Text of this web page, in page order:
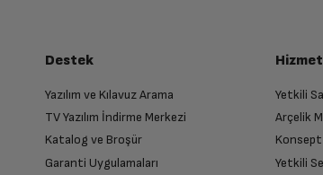
Destek
Yazılım ve Kılavuz Arama
TV Yazılım İndirme Merkezi
Katalog ve Broşür
Garanti Uygulamaları
Hizmet
Yetkili
Arçelik
Yetkili